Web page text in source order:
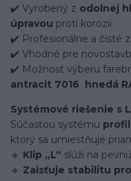
✔️ Vyrobený z odolnej
úpravou proti korózii
✔️ Profesionálne a čisté
✔️ Vhodné pre
✔️ Možnosť výberu
antracit 7016 hnedá
Systémové riešenie s
Súčasťou systému
ktorý sa umiestňuje
🔹 Klip „L“ slúži na pevnú
🔹 Zaisťuje stabilitu